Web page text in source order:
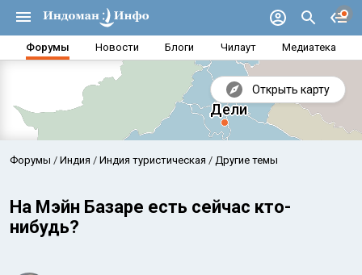
Форумы Новости Блоги Чилаут Медиатека
Открыть карту
Форумы Индия Индия туристическая Другие темы
На Мэйн Базаре есть сейчас кто-
нибудь?